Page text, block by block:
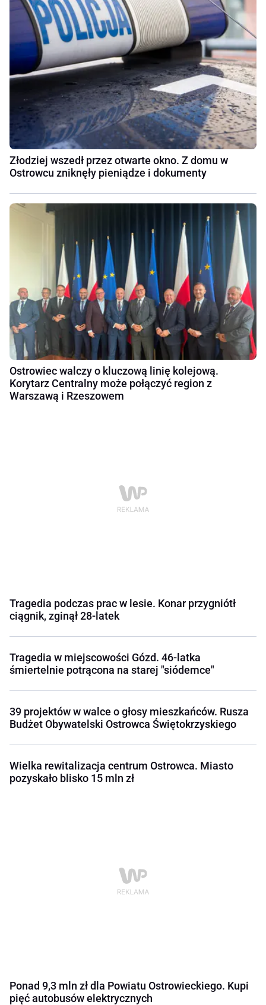
Złodziej wszedł przez otwarte okno. Z domu w
Ostrowcu zniknęły pieniądze i dokumenty
Ostrowiec walczy o kluczową linię kolejową.
Korytarz Centralny może połączyć region z
Warszawą i Rzeszowem
Tragedia podczas prac w lesie. Konar przygniótł
ciągnik, zginął 28-latek
Tragedia w miejscowości Gózd. 46-latka
śmiertelnie potrącona na starej "siódemce"
39 projektów w walce o głosy mieszkańców. Rusza
Budżet Obywatelski Ostrowca Świętokrzyskiego
Wielka rewitalizacja centrum Ostrowca. Miasto
pozyskało blisko 15 mln zł
Ponad 9,3 mln zł dla Powiatu Ostrowieckiego. Kupi
pięć autobusów elektrycznych